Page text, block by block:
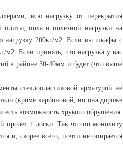
всю нагрузку от перекрытия
плиты, пола и полезной нагрузки на
нагрузку 200кг/м2. Если вы шкафы с
м2. Если принять, что нагрузка у вас
в районе 30-40мм и будет (что выше
стеклопластиковой арматурой не
(кроме карбоновой, но она дороже
возможность хрукого обрушения.
пролет + доски. Так что по монолиту
и, скорее всего, почти не опирается